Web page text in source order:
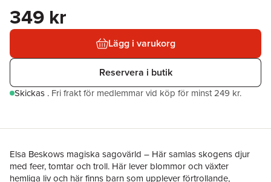
349 kr
Lägg i varukorg
Reservera i butik
Skickas . Fri frakt för medlemmar vid köp för minst 249 kr.
Elsa Beskows magiska sagovärld – Här samlas skogens djur
med feer, tomtar och troll. Här lever blommor och växter
hemliga liv och här finns barn som upplever förtrollande,